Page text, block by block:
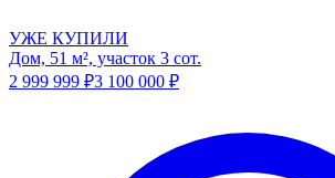
УЖЕ КУПИЛИ
Дом, 51 м², участок 3 сот.
2 999 999 ₽3 100 000 ₽